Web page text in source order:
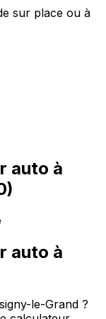
sur place ou à
auto à
auto à
le-Grand ?